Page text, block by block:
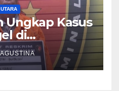
Ungkap Kasus
di